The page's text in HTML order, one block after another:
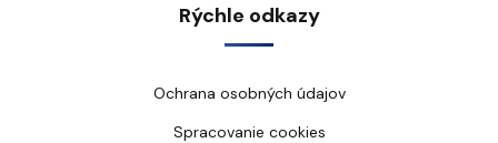
Rýchle odkazy
Ochrana osobných údajov
Spracovanie cookies